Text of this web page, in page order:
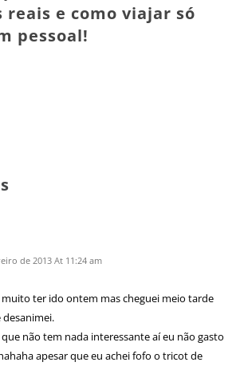
reais e como viajar só
pessoal!
de 2013 At 11:24 am
muito ter ido ontem mas cheguei meio tarde
desanimei.
não tem nada interessante aí eu não gasto
apesar que eu achei fofo o tricot de